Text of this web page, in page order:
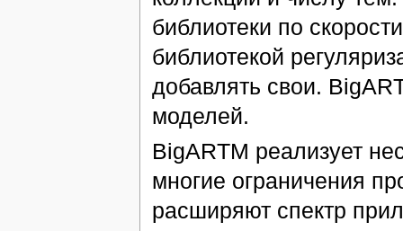
библиотеки по
библиотекой
добавлять свои.
моделей.
BigARTM реализует
многие ограничения
расширяют спектр